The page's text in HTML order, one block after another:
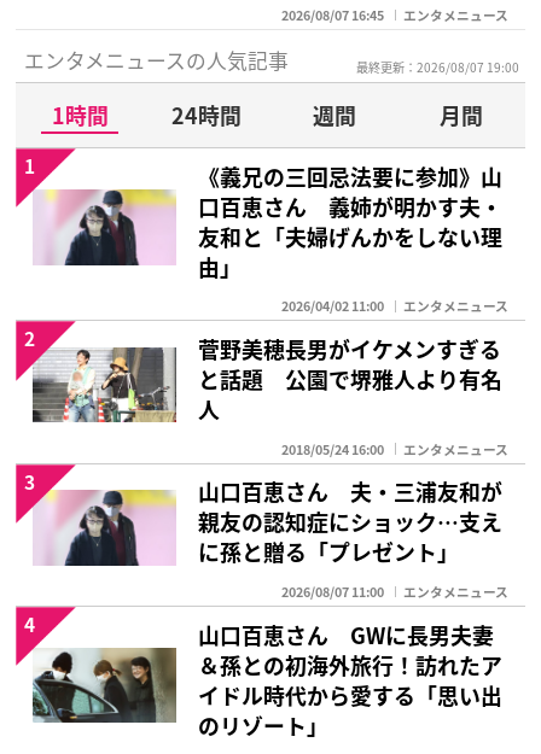
2026/08/07 16:45 エンタメニュース
エンタメニュースの人気記事 最終更新：2026/08/07 19:00
1時間 24時間 週間
月間
《義兄の三回忌法要に参加》山
口百恵さん 義姉が明かす夫・
友和と「夫婦げんかをしない理
由」
2026/04/02 11:00 エンタメニュース
1
菅野美穂長男がイケメンすぎる
と話題 公園で堺雅人より有名
人
2018/05/24 16:00 エンタメニュース
2
山口百恵さん 夫・三浦友和が
親友の認知症にショック…支え
に孫と贈る「プレゼント」
2026/08/07 11:00 エンタメニュース
3
山口百恵さん GWに長男夫妻
＆孫との初海外旅行！訪れたア
イドル時代から愛する「思い出
のリゾート」
4